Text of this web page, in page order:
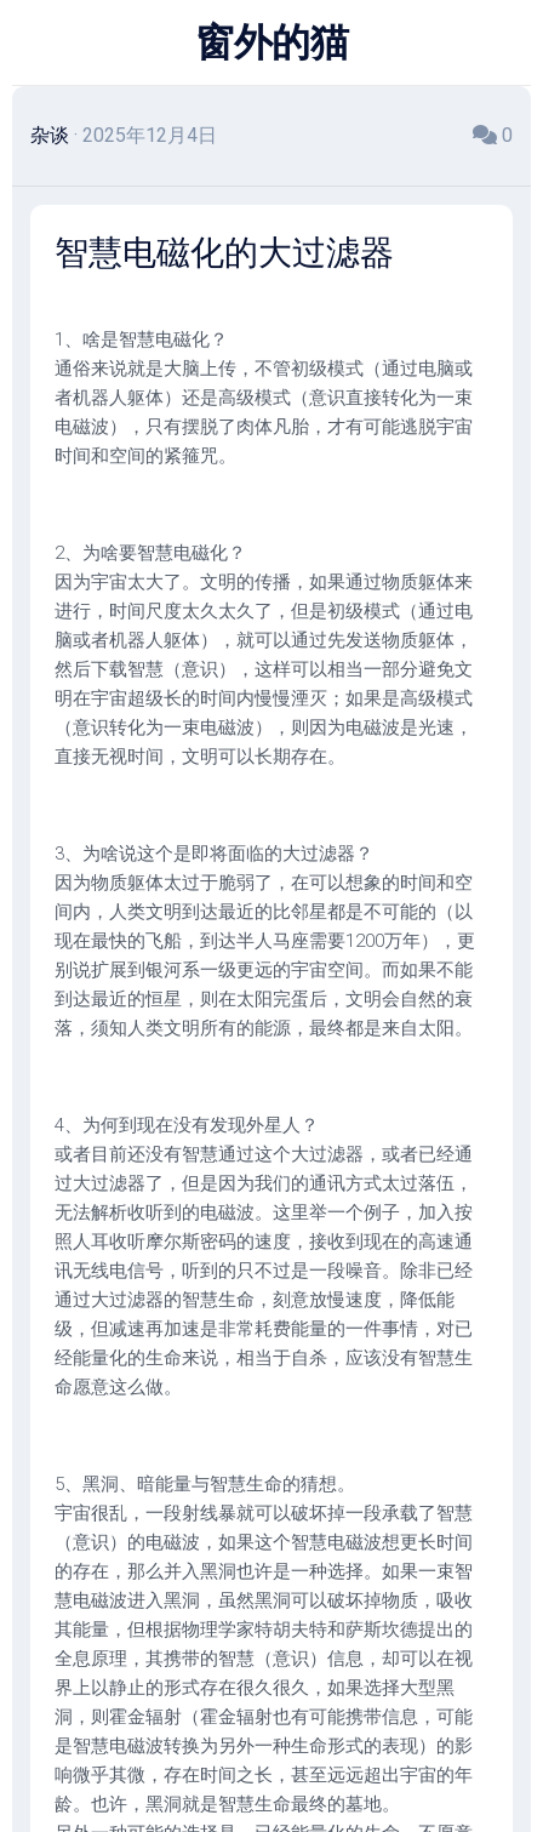
窗外的猫
杂谈 · 2025年12月4日 0
智慧电磁化的大过滤器
1、啥是智慧电磁化？
通俗来说就是大脑上传，不管初级模式（通过电脑或
者机器人躯体）还是高级模式（意识直接转化为一束
电磁波），只有摆脱了肉体凡胎，才有可能逃脱宇宙
时间和空间的紧箍咒。
2、为啥要智慧电磁化？
因为宇宙太大了。文明的传播，如果通过物质躯体来
进行，时间尺度太久太久了，但是初级模式（通过电
脑或者机器人躯体），就可以通过先发送物质躯体，
然后下载智慧（意识），这样可以相当一部分避免文
明在宇宙超级长的时间内慢慢湮灭；如果是高级模式
（意识转化为一束电磁波），则因为电磁波是光速，
直接无视时间，文明可以长期存在。
3、为啥说这个是即将面临的大过滤器？
因为物质躯体太过于脆弱了，在可以想象的时间和空
间内，人类文明到达最近的比邻星都是不可能的（以
现在最快的飞船，到达半人马座需要1200万年），更
别说扩展到银河系一级更远的宇宙空间。而如果不能
到达最近的恒星，则在太阳完蛋后，文明会自然的衰
落，须知人类文明所有的能源，最终都是来自太阳。
4、为何到现在没有发现外星人？
或者目前还没有智慧通过这个大过滤器，或者已经通
过大过滤器了，但是因为我们的通讯方式太过落伍，
无法解析收听到的电磁波。这里举一个例子，加入按
照人耳收听摩尔斯密码的速度，接收到现在的高速通
讯无线电信号，听到的只不过是一段噪音。除非已经
通过大过滤器的智慧生命，刻意放慢速度，降低能
级，但减速再加速是非常耗费能量的一件事情，对已
经能量化的生命来说，相当于自杀，应该没有智慧生
命愿意这么做。
5、黑洞、暗能量与智慧生命的猜想。
宇宙很乱，一段射线暴就可以破坏掉一段承载了智慧
（意识）的电磁波，如果这个智慧电磁波想更长时间
的存在，那么并入黑洞也许是一种选择。如果一束智
慧电磁波进入黑洞，虽然黑洞可以破坏掉物质，吸收
其能量，但根据物理学家特胡夫特和萨斯坎德提出的
全息原理，其携带的智慧（意识）信息，却可以在视
界上以静止的形式存在很久很久，如果选择大型黑
洞，则霍金辐射（霍金辐射也有可能携带信息，可能
是智慧电磁波转换为另外一种生命形式的表现）的影
响微乎其微，存在时间之长，甚至远远超出宇宙的年
龄。也许，黑洞就是智慧生命最终的墓地。